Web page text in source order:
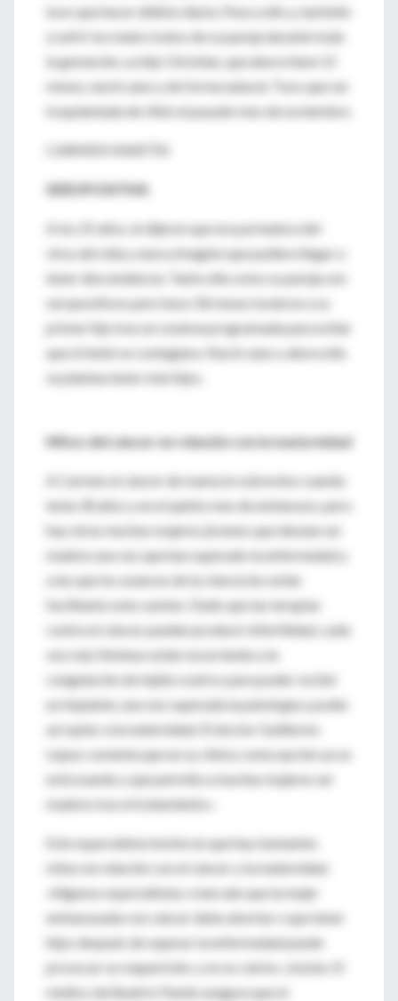
tuvo que hacer diálisis diaria. Pese a ello y, también
a sufrir los malos tratos de su pareja durante toda
la gestación, su hijo Christian, que ahora tiene 15
meses, nació sano y de forma natural. Tuvo que ser
trasplantada de riñón el pasado mes de noviembre.
CARMEN MARTÍN
SEROPOSITIVA
A los 25 años, le dijeron que era portadora del
virus del sida y nunca imaginó que pudiera llegar a
tener descendencia. Tanto ella como su pareja son
seropositivos pero hace 18 meses tuvieron a su
primer hijo tras un cesárea programada para evitar
que el bebé se contagiara. Nació sano y ahora ella
se plantea tener más hijos.
Mitos del cáncer en relación con la maternidad
A Carmen el cáncer de mama le sobrevino cuando
tenía 30 años y en el quinto mes de embarazo, pero
hay otras muchas mujeres jóvenes que desean ser
madres una vez que han superado la enfermedad y
a las que los avances de la ciencia les están
facilitanto este camino. Dado que las terapias
contra el cáncer pueden producir infertilidad, cada
vez más féminas están recurriendo a la
congelación de tejido ovárico para poder recibir
un implante, una vez superada la patología y poder
así optar a la maternidad. El doctor Guillermo
López comenta que en su clínica «esta opción ya se
está usando y que permite a muchas mujeres ser
madres tras el tratamiento».
Este especialista insiste en que hay bastantes
mitos en relación con el cáncer y la maternidad.
«Algunos especialistas creen aún que la mujer
embarazada con cáncer debe abortar o que tener
hijos después de superar la enfermedad puede
provocar su reaparición; y no es cierto», insiste. El
médico de Beatriz Pando asegura que el